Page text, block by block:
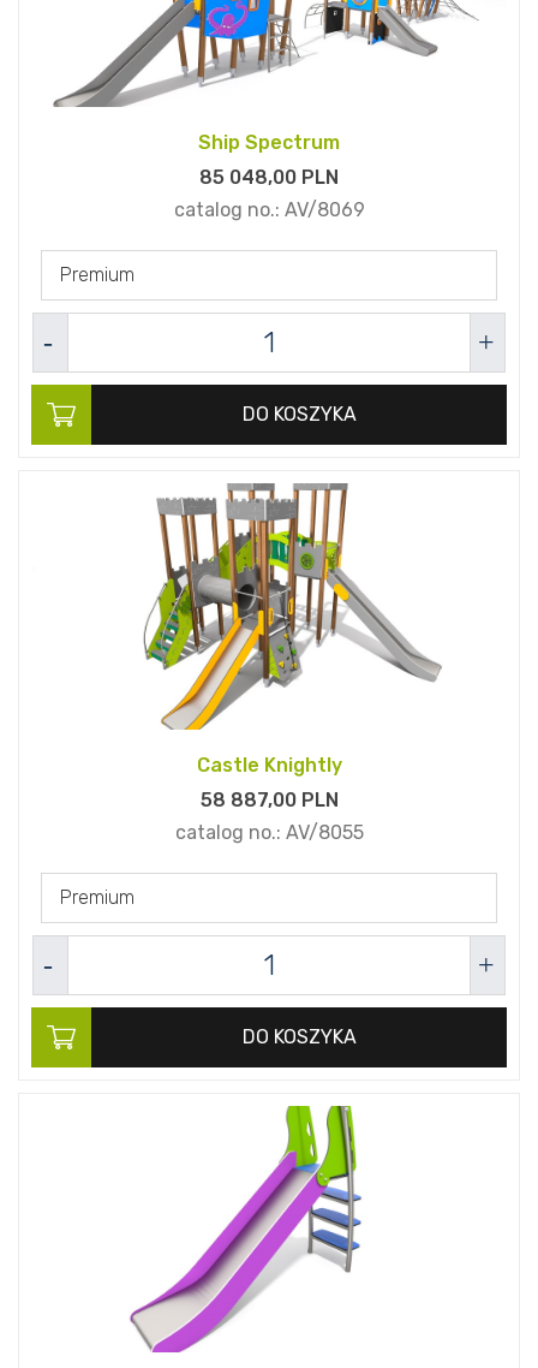
Ship Spectrum
85 048,00 PLN
catalog no.: AV/8069
Premium
DO KOSZYKA
Castle Knightly
58 887,00PLN
catalog no.: AV/8055
Premium
DO KOSZYKA